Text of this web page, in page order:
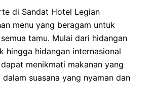
di Sandat Hotel Legian
menu yang beragam untuk
tamu. Mulai dari hidangan
hingga hidangan internasional
menikmati makanan yang
suasana yang nyaman dan